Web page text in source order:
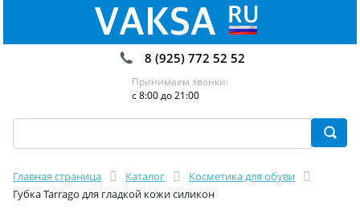
8 (925) 772 52 52
Принимаем звонки:
с 8:00 до 21:00
Главная страница Каталог
Косметика для обуви
Губка Tarrago для гладкой кожи силикон